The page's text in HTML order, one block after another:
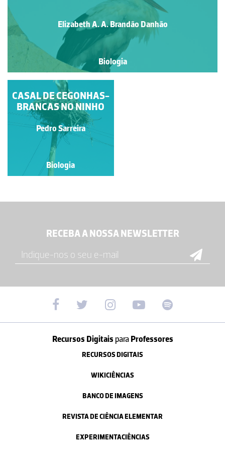
Elizabeth A. A. Brandão Danhão
Biologia
AS CEGONHAS
VOLTARAM
Paulo Cunha
Biologia
CASAL DE CEGONHAS-
BRANCAS NO NINHO
Pedro Sarreira
Biologia
RECEBA A NOSSA NEWSLETTER
Recursos Digitais paraProfessores
RECURSOS DIGITAIS
WIKICIÊNCIAS
BANCO DE IMAGENS
REVISTA DE CIÊNCIA ELEMENTAR
EXPERIMENTACIÊNCIAS